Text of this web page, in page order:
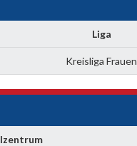
Liga
Kreisliga Frauen